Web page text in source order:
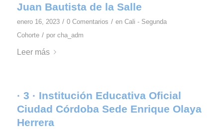
Juan Bautista de la Salle
enero 16, 2023 / 0 Comentarios / en Cali - Segunda
Cohorte / por cha_adm
Leer más
· 3 · Institución Educativa Oficial
Ciudad Córdoba Sede Enrique Olaya
Herrera